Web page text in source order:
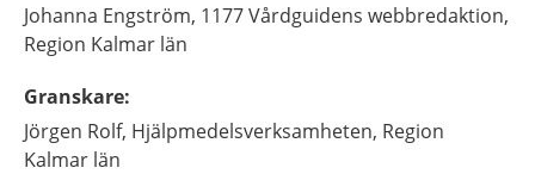
Johanna Engström, 1177 Vårdguidens webbredaktion,
Region Kalmar län
Granskare:
Jörgen Rolf, Hjälpmedelsverksamheten, Region
Kalmar län